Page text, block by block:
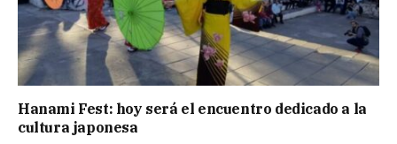
Hanami Fest: hoy será el encuentro dedicado a la
cultura japonesa